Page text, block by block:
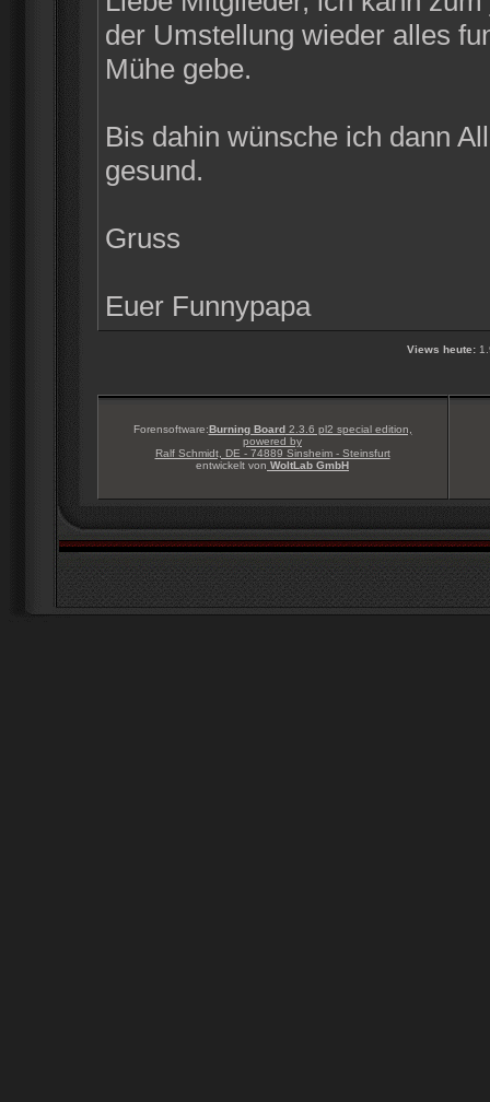
der Umstellung wieder alles
Mühe gebe.
Bis dahin wünsche ich dann
gesund.
Gruss
Euer Funnypapa
Views heute:
Forensoftware:Burning Board2.3.6 pl2 special edition,
powered by
Ralf Schmidt, DE - 74889 Sinsheim - Steinsfurt
entwickelt von WoltLab GmbH